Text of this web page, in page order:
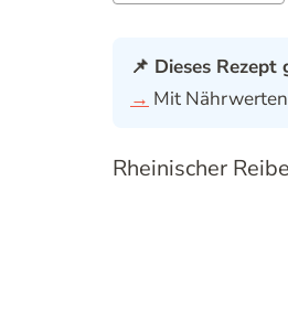
📌 Dieses
→ Mit
Rheinischer